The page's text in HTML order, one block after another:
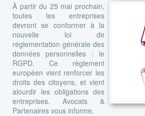
À partir du 25 mai prochain,
toutes les entreprises
devront se conformer à la
nouvelle loi de
réglementation générale des
données personnelles : le
RGPD. Ce règlement
européen vient renforcer les
droits des citoyens, et vient
alourdir les obligations des
entreprises. Avocats &
Partenaires vous informe.